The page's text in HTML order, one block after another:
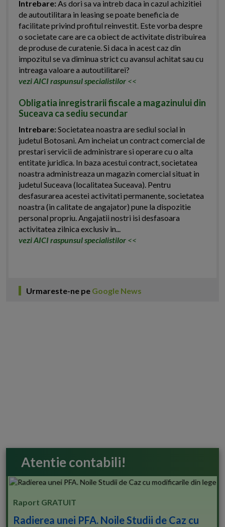
Intrebare:As dori sa va intreb daca in cazul achizitiei
de autoutilitara in leasing se poate beneficia de
facilitate privind profitul reinvestit. Este vorba despre
o societate care are ca obiect de activitate distribuirea
de produse de curatenie. Si daca in acest caz din
impozitul se va diminua strict cu avansul achitat sau cu
intreaga valoare a autoutilitarei?
vezi AICI raspunsul specialistilor <<
Obligatia inregistrarii fiscale a magazinului din
Suceava ca sediu secundar
Intrebare:Societatea noastra are sediul social in
judetul Botosani. Am incheiat un contract comercial de
prestari servicii de administrare si operare cu o alta
entitate juridica. In baza acestui contract, societatea
noastra administreaza un magazin comercial situat in
judetul Suceava (localitatea Suceava). Pentru
desfasurarea acestei activitati permanente, societatea
noastra (in calitate de angajator) pune la dispozitie
personal propriu. Angajatii nostri isi desfasoara
activitatea zilnica exclusiv in...
vezi AICI raspunsul specialistilor <<
Urmareste-ne pe Google News
Atentie contabili!
Raport GRATUIT
Radierea unei PFA. Noile Studii de Caz cu